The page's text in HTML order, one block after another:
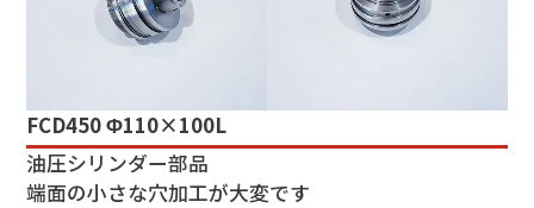
FCD450 Φ110×100L
油圧シリンダー部品
端面の小さな穴加工が大変です